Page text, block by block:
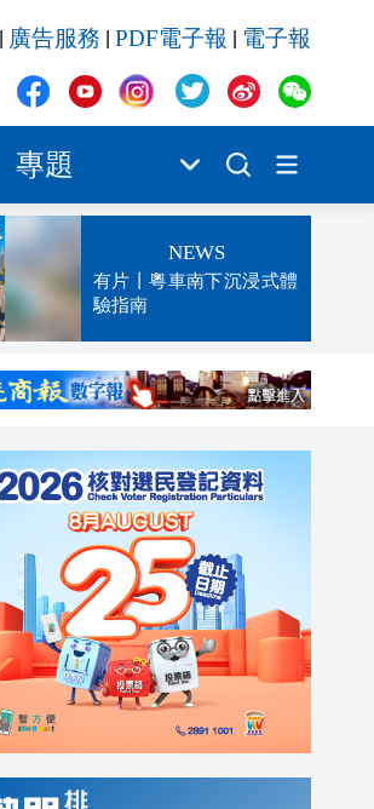
廣告服務 PDF電子報 電子報
專題
NEWS
有片丨粵車南下沉浸式體
驗指南